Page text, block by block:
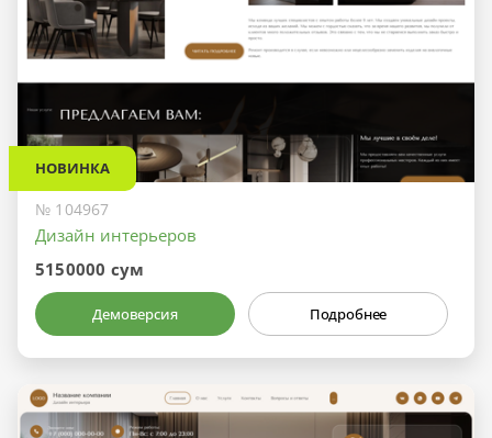
НОВИНКА
№ 104967
Дизайн интерьеров
5150000 сум
Демоверсия Подробнее